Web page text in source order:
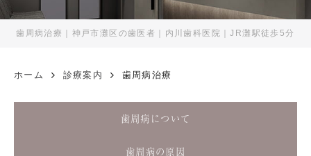
歯周病治療｜神戸市灘区の歯医者｜内川歯科医院｜JR灘駅徒歩5分
ホーム 診療案内 歯周病治療
歯周病について
歯周病の原因